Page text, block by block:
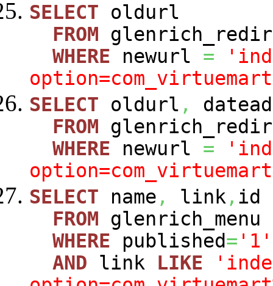
SELECT oldurl
FROM
WHERE newurl =
SELECT oldurl ,
FROM
WHERE newurl =
SELECT name , link , id
FROM glenrich_menu
WHERE published= '1'
AND link LIKE